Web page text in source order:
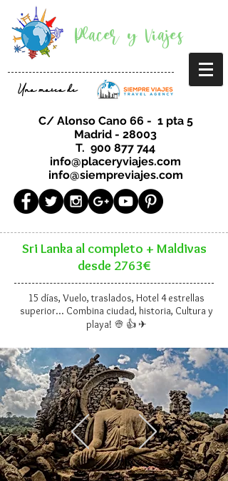
Placer y Viajes
Una marca de
C/ Alonso Cano 66 - 1 pta 5
Madrid - 28003
T. 900 877 744
info@placeryviajes.com
info@siempreviajes.com
Sri Lanka al completo + Maldivas
desde 2763€
15 días, Vuelo, traslados, Hotel 4 estrellas
superior... Combina ciudad, historia, Cultura y
playa! 👳 👍 ✈